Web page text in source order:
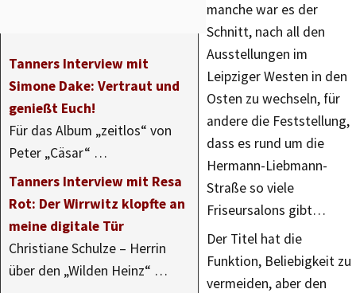
Tanners Interview mit
Simone Dake: Vertraut und
genießt Euch!
Für das Album „zeitlos“ von
Peter „Cäsar“ …
Tanners Interview mit Resa
Rot: Der Wirrwitz klopfte an
meine digitale Tür
Christiane Schulze – Herrin
über den „Wilden Heinz“ …
manche war es der
Schnitt, nach all den
Ausstellungen im
Leipziger Westen in den
Osten zu wechseln, für
andere die Feststellung,
dass es rund um die
Hermann-Liebmann-
Straße so viele
Friseursalons gibt…
Der Titel hat die
Funktion, Beliebigkeit zu
vermeiden, aber den